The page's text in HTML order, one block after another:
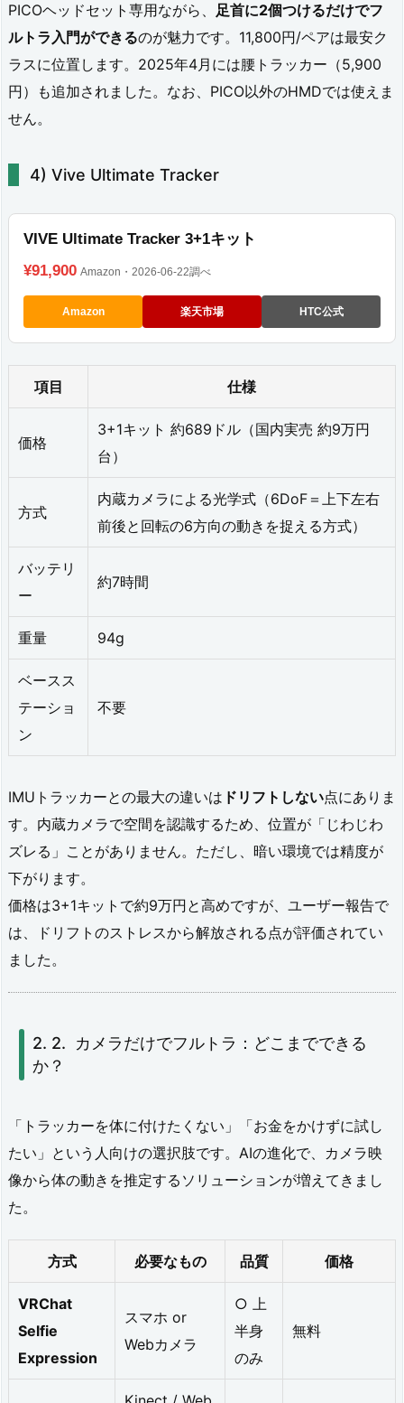
t
3
向
ド
オ
ン
カ
メ
ラ
だ
ェ
ラ
（H
M
装
時）
3.
ソ
ウ
ア
基
盤:
R
F
a
c
PICOヘッドセット専用ながら、 足首に2個つけるだけでフ
ルトラ入門ができるのが魅力です。11,800円/ペアは最安ク
ラスに位置します。2025年4月には腰トラッカー（5,900
円）も追加されました。なお、PICO以外のHMDでは使えま
せん。
Vive Ultimate Tracker
VIVE Ultimate Tracker 3+1キット
¥91,900 Amazon・2026-06-22調べ
Amazon 楽天市場 HTC公式
項目 仕様
価格
3+1キット 約689ドル（国内実売 約9万円
台）
方式
内蔵カメラによる光学式（6DoF＝上下左右
前後と回転の6方向の動きを捉える方式）
バッテリ
ー
約7時間
重量 94g
ベースス
テーショ
ン
不要
IMUトラッカーとの最大の違いは ドリフトしない点にありま
す。内蔵カメラで空間を認識するため、位置が「じわじわ
ズレる」ことがありません。ただし、暗い環境では精度が
下がります。
価格は3+1キットで約9万円と高めですが、ユーザー報告で
は、ドリフトのストレスから解放される点が評価されてい
ました。
カメラだけでフルトラ：どこまでできる
か？
「トラッカーを体に付けたくない」「お金をかけずに試し
たい」という人向けの選択肢です。AIの進化で、カメラ映
像から体の動きを推定するソリューションが増えてきまし
た。
方式 必要なもの 品質 価格
VRChat
Selfie
Expression
スマホ or
Webカメラ
○ 上
半身
のみ
無料